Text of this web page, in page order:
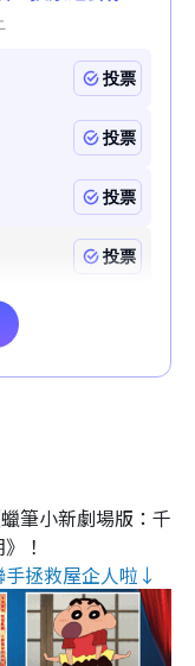
筆小新劇場版：千
！
拯救屋企人啦↓